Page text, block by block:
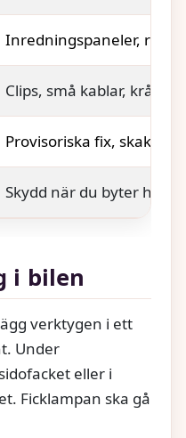
Inredningspaneler,
Clips, små kablar,
Provisoriska fix, skak och
Skydd när du byter hjul
i bilen
verktygen i ett
Under
eller i
Ficklampan ska gå